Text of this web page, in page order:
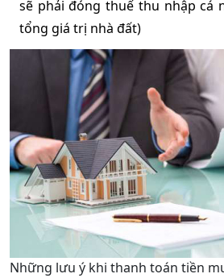
sẽ phải đóng thuế thu nhập cá
tổng giá trị nhà đất)
Những lưu ý khi thanh toán tiền